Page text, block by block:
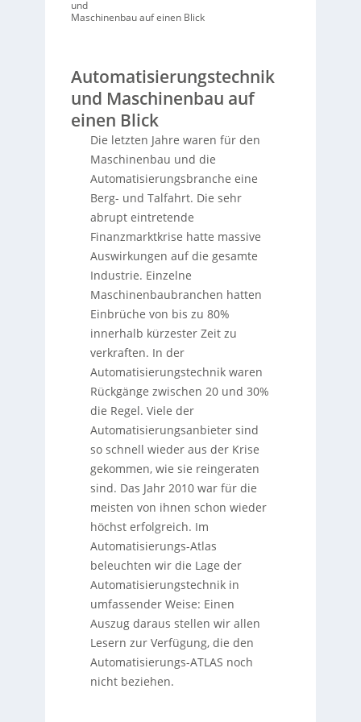
und
Maschinenbau auf einen Blick
Automatisierungstechnik
und Maschinenbau auf
einen Blick
Die letzten Jahre waren für den
Maschinenbau und die
Automatisierungsbranche eine
Berg- und Talfahrt. Die sehr
abrupt eintretende
Finanzmarktkrise hatte massive
Auswirkungen auf die gesamte
Industrie. Einzelne
Maschinenbaubranchen hatten
Einbrüche von bis zu 80%
innerhalb kürzester Zeit zu
verkraften. In der
Automatisierungstechnik waren
Rückgänge zwischen 20 und 30%
die Regel. Viele der
Automatisierungsanbieter sind
so schnell wieder aus der Krise
gekommen, wie sie reingeraten
sind. Das Jahr 2010 war für die
meisten von ihnen schon wieder
höchst erfolgreich. Im
Automatisierungs-Atlas
beleuchten wir die Lage der
Automatisierungstechnik in
umfassender Weise: Einen
Auszug daraus stellen wir allen
Lesern zur Verfügung, die den
Automatisierungs-ATLAS noch
nicht beziehen.